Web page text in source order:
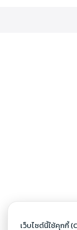
เว็บไซต์นี้ใช้คุกกี้